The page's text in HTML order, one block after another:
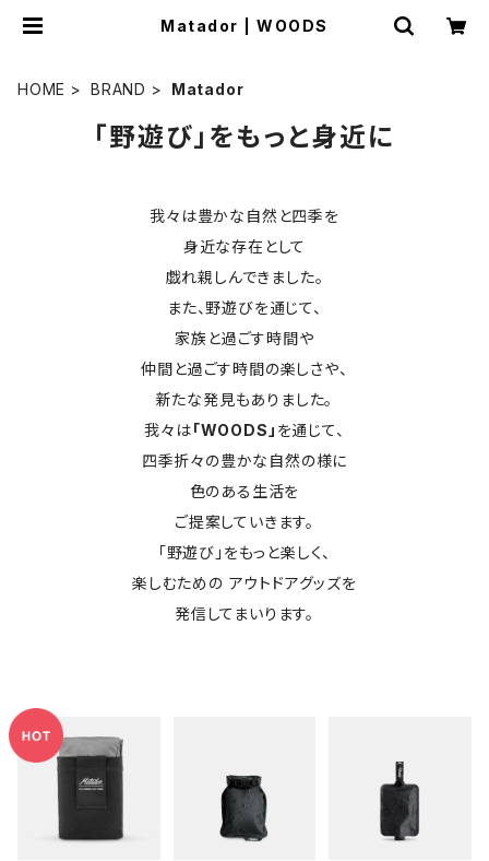
Matador | WOODS
HOME BRAND Matador
「野遊び」をもっと身近に
我々は豊かな自然と四季を
身近な存在として
戯れ親しんできました。
また、野遊びを通じて、
家族と過ごす時間や
仲間と過ごす時間の楽しさや、
新たな発見もありました。
我々は「WOODS」 を通じて、
四季折々の豊かな自然の様に
色のある生活を
ご提案していきます。
「野遊び」をもっと楽しく、
楽しむための アウトドアグッズを
発信してまいります。